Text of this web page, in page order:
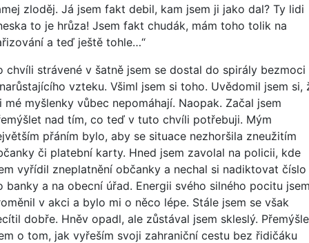
zloděj. Já jsem fakt debil, kam jsem ji jako dal? Ty lidi
to je hrůza! Jsem fakt chudák, mám toho tolik na
a teď ještě tohle…“
chvíli strávené v šatně jsem se dostal do spirály bezmoci
vzteku. Všiml jsem si toho. Uvědomil jsem si,
mé myšlenky vůbec nepomáhají. Naopak. Začal jsem
nad tím, co teď v tuto chvíli potřebuji. Mým
přáním bylo, aby se situace nezhoršila zneužitím
či platební karty. Hned jsem zavolal na policii, kde
vyřídil zneplatnění občanky a nechal si nadiktovat číslo
banky a na obecní úřad. Energii svého silného pocitu
v akci a bylo mi o něco lépe. Stále jsem se však
dobře. Hněv opadl, ale zůstával jsem skleslý.
o tom, jak vyřeším svoji zahraniční cestu bez řidičáku